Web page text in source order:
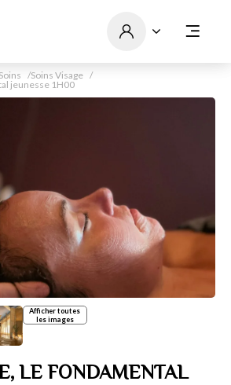
Soins Visage
jeunesse 1H00
Afficher toutes
les images
LE FONDAMENTAL